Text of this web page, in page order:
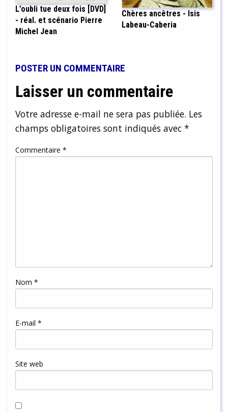
L’oubli tue deux fois [DVD]
- réal. et scénario Pierre
Michel Jean
Chères ancêtres - Isis
Labeau-Caberia
POSTER UN COMMENTAIRE
Laisser un commentaire
Votre adresse e-mail ne sera pas publiée. Les
champs obligatoires sont indiqués avec *
Commentaire *
Nom *
E-mail *
Site web